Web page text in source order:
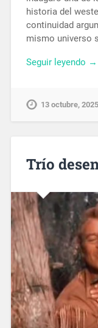
historia del
continuidad
mismo universo
Seguir leyendo →
13 octubre, 2025
Trío